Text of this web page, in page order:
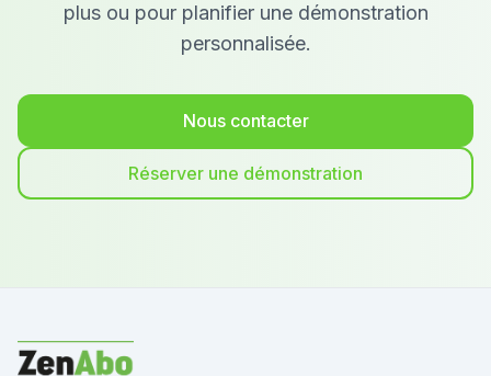
plus ou pour planifier une démonstration
personnalisée.
Nous contacter
Réserver une démonstration